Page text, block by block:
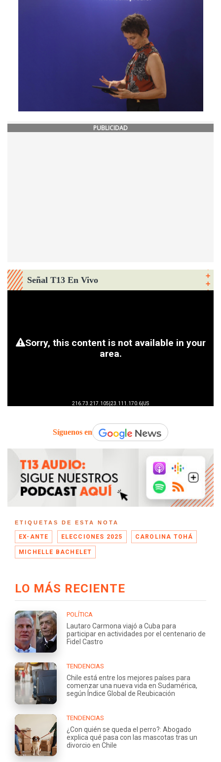
PUBLICIDAD
Señal T13 En Vivo
Síguenos en
ETIQUETAS DE ESTA NOTA
EX-ANTE ELECCIONES 2025 CAROLINA TOHÁ
MICHELLE BACHELET
LO MÁS RECIENTE
POLÍTICA
Lautaro Carmona viajó a Cuba para
participar en actividades por el centenario de
Fidel Castro
TENDENCIAS
Chile está entre los mejores países para
comenzar una nueva vida en Sudamérica,
según Índice Global de Reubicación
TENDENCIAS
¿Con quién se queda el perro?: Abogado
explica qué pasa con las mascotas tras un
divorcio en Chile